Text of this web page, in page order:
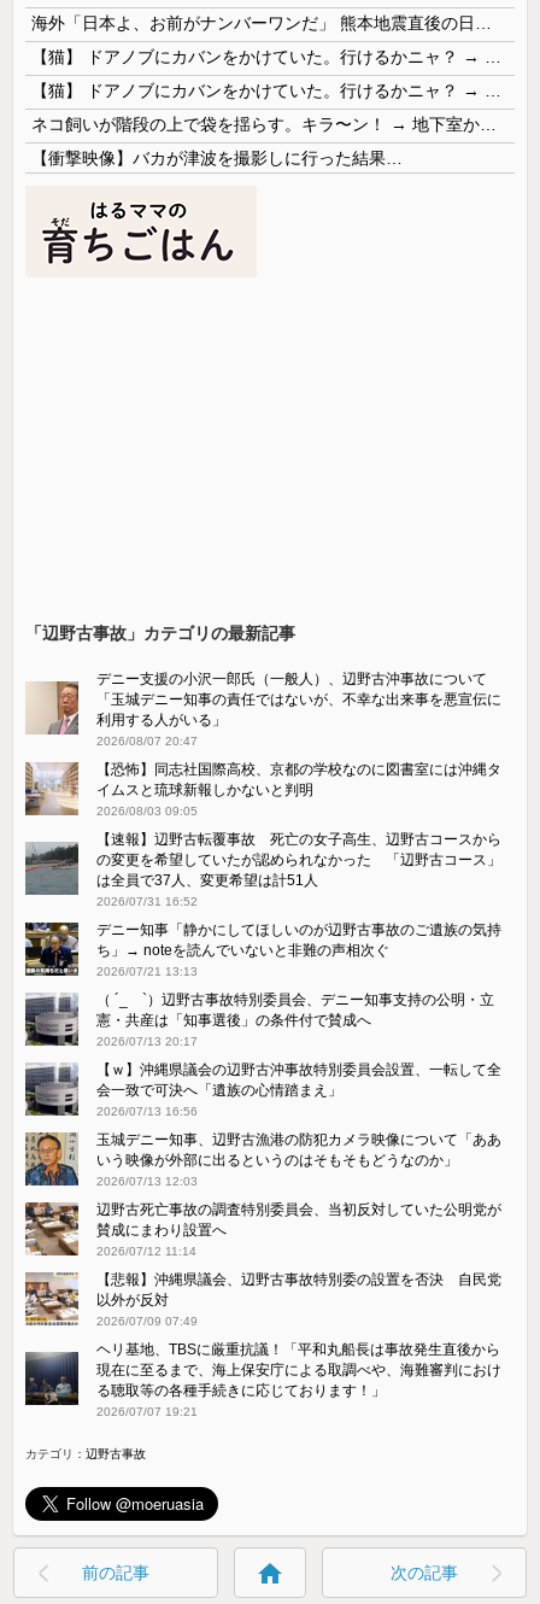
【衝撃映像】バカが津波を撮影しに行った結果…
「辺野古事故」カテゴリの最新記事
デニー支援の小沢一郎氏（一般人）、辺野古沖事故について
「玉城デニー知事の責任ではないが、不幸な出来事を悪宣伝に
利用する人がいる」
2026/08/07 20:47
【恐怖】同志社国際高校、京都の学校なのに図書室には沖縄タ
イムスと琉球新報しかないと判明
2026/08/03 09:05
【速報】辺野古転覆事故 死亡の女子高生、辺野古コースから
の変更を希望していたが認められなかった 「辺野古コース」
は全員で37人、変更希望は計51人
2026/07/31 16:52
デニー知事「静かにしてほしいのが辺野古事故のご遺族の気持
ち」→ noteを読んでいないと非難の声相次ぐ
2026/07/21 13:13
（ ´_ゝ`）辺野古事故特別委員会、デニー知事支持の公明・立
憲・共産は「知事選後」の条件付で賛成へ
2026/07/13 20:17
【ｗ】沖縄県議会の辺野古沖事故特別委員会設置、一転して全
会一致で可決へ「遺族の心情踏まえ」
2026/07/13 16:56
玉城デニー知事、辺野古漁港の防犯カメラ映像について「ああ
いう映像が外部に出るというのはそもそもどうなのか」
2026/07/13 12:03
辺野古死亡事故の調査特別委員会、当初反対していた公明党が
賛成にまわり設置へ
2026/07/12 11:14
【悲報】沖縄県議会、辺野古事故特別委の設置を否決 自民党
以外が反対
2026/07/09 07:49
ヘリ基地、TBSに厳重抗議！「平和丸船長は事故発生直後から
現在に至るまで、海上保安庁による取調べや、海難審判におけ
る聴取等の各種手続きに応じております！」
2026/07/07 19:21
カテゴリ：辺野古事故
前の記事 home 次の記事